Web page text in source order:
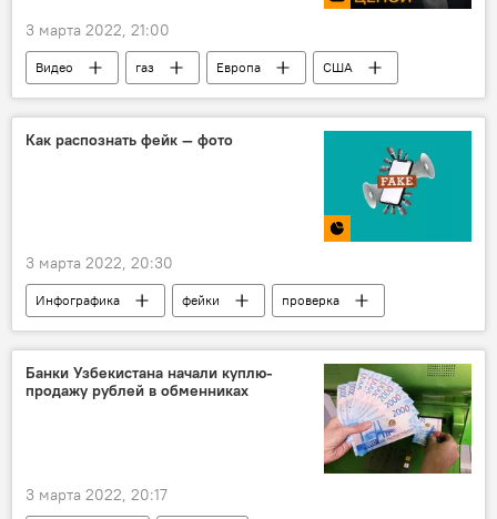
3 марта 2022, 21:00
Видео газ Европа США
Как распознать фейк — фото
3 марта 2022, 20:30
Инфографика фейки
проверка
новости
Банки Узбекистана начали куплю-
продажу рублей в обменниках
3 марта 2022, 20:17